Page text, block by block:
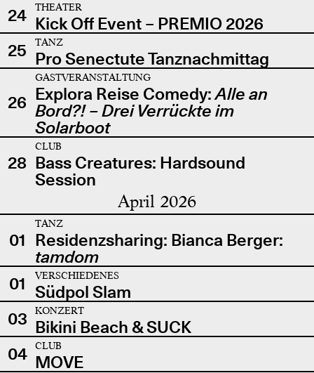
24
THEATER
Kick Off Event – PREMIO 2026
25
TANZ
Pro Senectute Tanznachmittag
26
GASTVERANSTALTUNG
Explora Reise Comedy:Alle an
Bord?! – Drei Verrückte im
Solarboot
28
CLUB
Bass Creatures: Hardsound
Session
April 2026
01
TANZ
Residenzsharing: Bianca Berger:
tamdom
01
VERSCHIEDENES
Südpol Slam
03
KONZERT
Bikini Beach & SUCK
04
CLUB
MOVE